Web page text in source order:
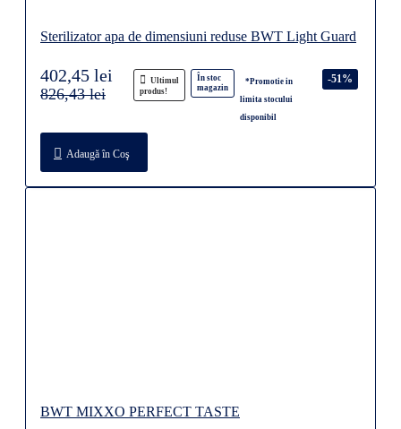
Sterilizator apa de dimensiuni reduse BWT Light Guard
Ultimul
produs!
În stoc
magazin
*Promotie in
limita stocului
disponibil
-51%
402,45 lei
826,43 lei
Adaugă în Coş
BWT MIXXO PERFECT TASTE